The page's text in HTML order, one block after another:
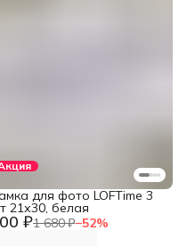
₽1 680 ₽−52%
для фото LOFTime 3
21х30, белая